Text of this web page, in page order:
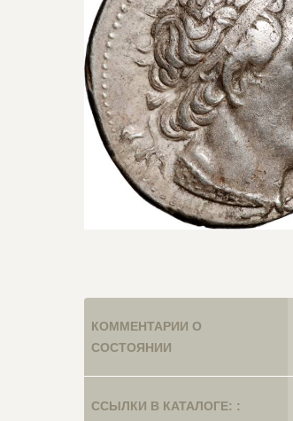
КОММЕНТАРИИ О
СОСТОЯНИИ
ССЫЛКИ В КАТАЛОГЕ: :